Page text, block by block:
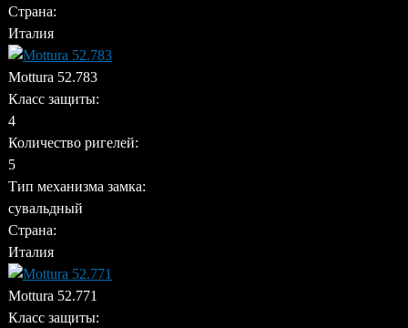
Страна:
Италия
Mottura 52.783
Класс защиты:
4
Количество ригелей:
5
Тип механизма замка:
сувальдный
Страна:
Италия
Mottura 52.771
Класс защиты: